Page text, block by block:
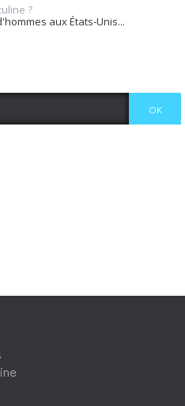
?
aux États-Unis...